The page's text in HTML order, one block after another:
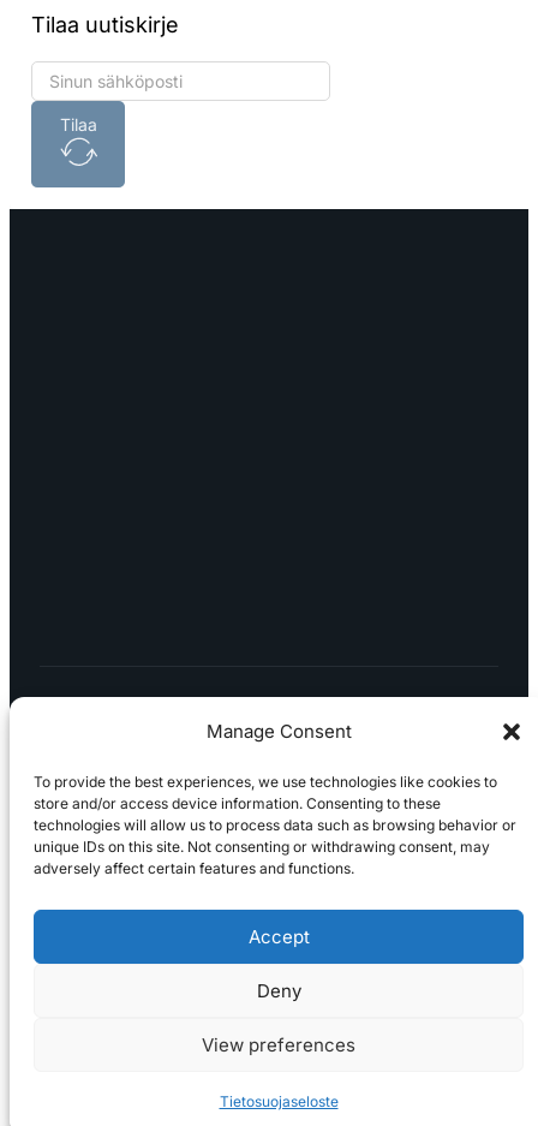
Manage Consent
To provide the best experiences, we use technologies like cookies to
store and/or access device information. Consenting to these
technologies will allow us to process data such as browsing behavior or
unique IDs on this site. Not consenting or withdrawing consent, may
adversely affect certain features and functions.
Accept
Deny
View preferences
Tietosuojaseloste
Tilaa uutiskirje
Tilaa
TietosuojaselostePeruuttaminenProjektimyynnin
toimitus- ja sopimusehdotKäyttö- ja